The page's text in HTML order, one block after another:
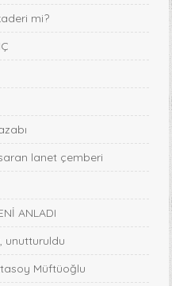
mi?
lanet çemberi
ANLADI
unutturuldu
Müftüoğlu